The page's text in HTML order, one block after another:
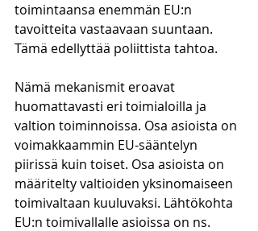
toimintaansa enemmän EU:n
tavoitteita vastaavaan suuntaan.
Tämä edellyttää poliittista tahtoa.
Nämä mekanismit eroavat
huomattavasti eri toimialoilla ja
valtion toiminnoissa. Osa asioista on
voimakkaammin EU-sääntelyn
piirissä kuin toiset. Osa asioista on
määritelty valtioiden yksinomaiseen
toimivaltaan kuuluvaksi. Lähtökohta
EU:n toimivallalle asioissa on ns.